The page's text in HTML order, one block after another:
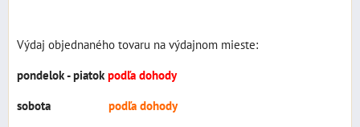
Výdaj objednaného tovaru na výdajnom mieste:
pondelok - piatok podľa dohody
sobota podľa dohody